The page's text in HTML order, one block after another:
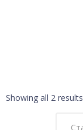
Showing all 2 results